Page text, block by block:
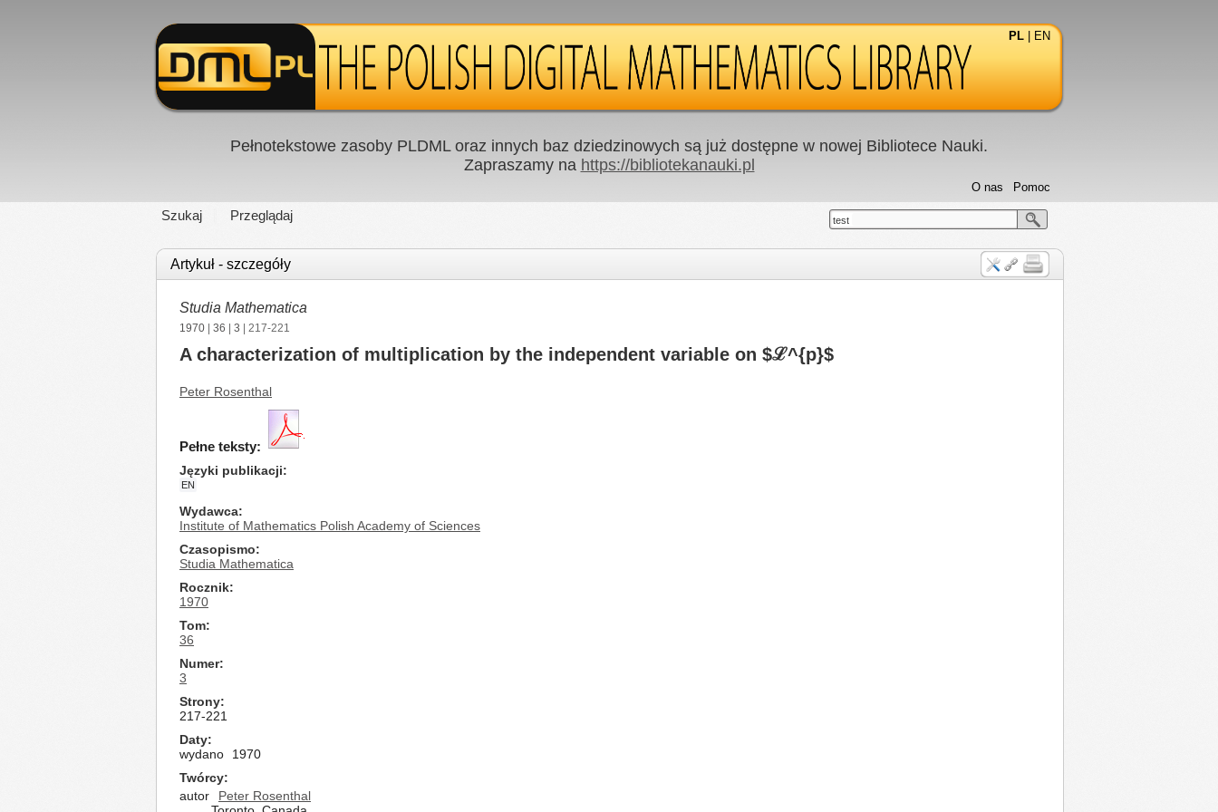
PL EN
Pełnotekstowe zasoby PLDML oraz innych baz dziedzinowych są już dostępne w nowej Bibliotece Nauki.
Zapraszamy na https://bibliotekanauki.pl
Szukaj Przeglądaj
Pomoc
O nas
test
Artykuł - szczegóły
Studia Mathematica
1970 36 3 | 217-221
A characterization of multiplication by the independent variable on $ℒ^{p}$
Peter Rosenthal
Pełne teksty:
Języki publikacji
EN
Wydawca
Institute of Mathematics Polish Academy of Sciences
Czasopismo
Studia Mathematica
Rocznik
1970
Tom
36
Numer
3
Strony
217-221
Daty
wydano
1970
Twórcy
autor
Peter Rosenthal